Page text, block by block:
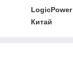
LogicPower
Китай